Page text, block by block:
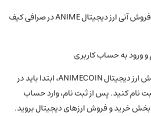
آموزش مراحل خرید و فروش آنی ارز دیجیتال ANIME در صرافی کیف
ورود به حساب کاربری
برای شروع خرید و فروش ارز دیجیتال ANIMECOIN، ابتدا باید در
نام کنید. پس از ثبت نام، وارد حساب
خرید و فروش ارزهای دیجیتال بروید.